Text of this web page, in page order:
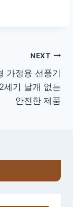
NEXT
가정용 선풍기
세기 날개 없는
안전한 제품